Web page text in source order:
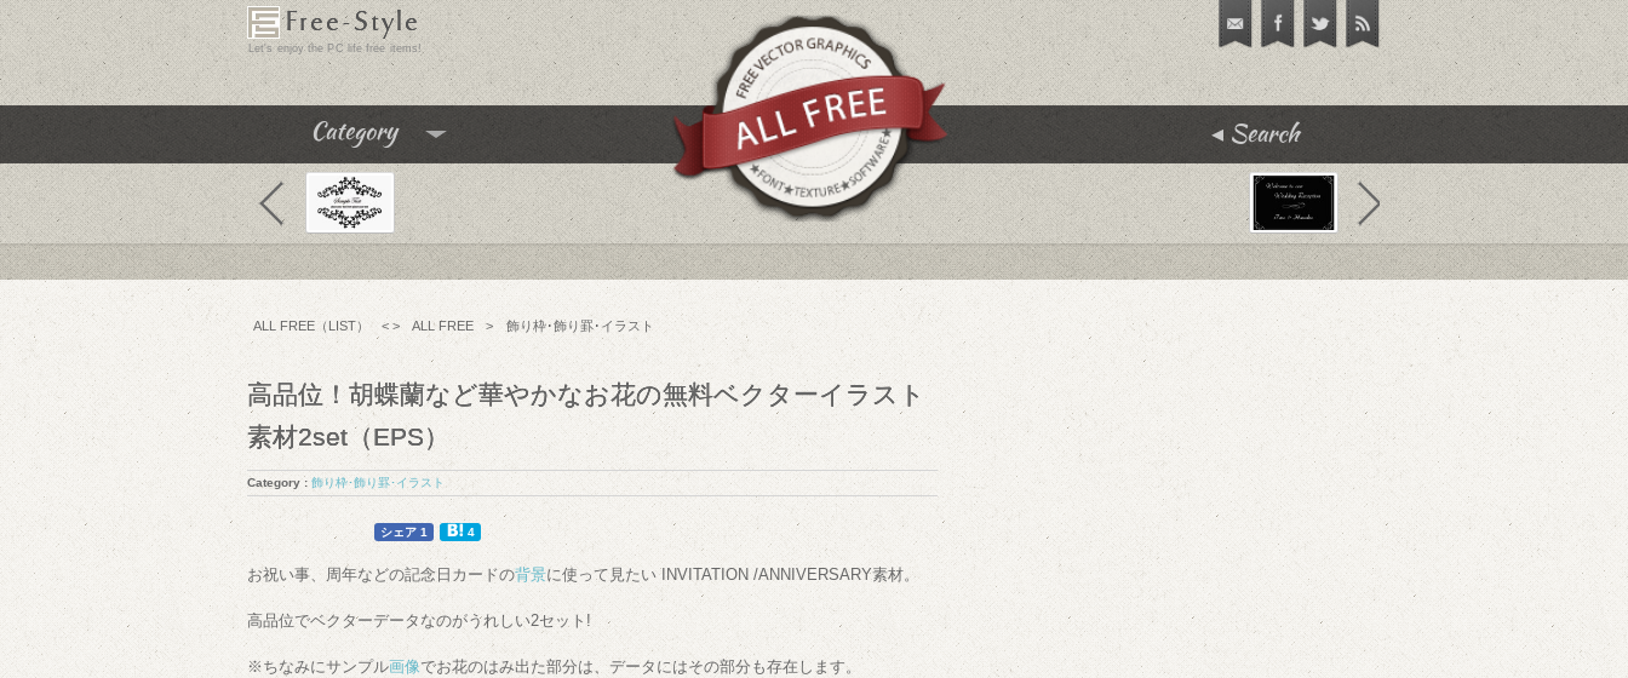
Free-Style
Let's enjoy the PC life free items!
Category
飾り枠･飾り罫･イラスト
テクスチャ･パターン
フリーフォント
アイコン
チュートリアル
フリーソフト
PC便利機能
WEBテンプレート･テーマ
Search
ALL FREE（LIST） < > ALL FREE > 飾り枠･飾り罫･イラスト
高品位！胡蝶蘭など華やかなお花の無料ベクターイラスト
素材2set（EPS）
Category : 飾り枠･飾り罫･イラスト
シェア 1 4
11
お祝い事、周年などの記念日カードの背景に使って見たい INVITATION /ANNIVERSARY素材。
高品位でベクターデータなのがうれしい2セット!
※ちなみにサンプル画像でお花のはみ出た部分は、データにはその部分も存在します。